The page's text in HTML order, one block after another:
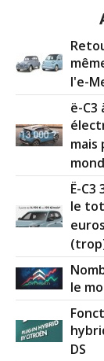
l'e-
ë-C3
mais
Ë-C3
le
le
DS